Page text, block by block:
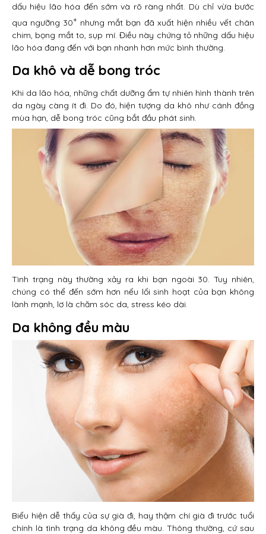
dấu hiệu lão hóa đến sớm và rõ ràng nhất. Dù chỉ vừa bước
qua ngưỡng 30+ nhưng mắt bạn đã xuất hiện nhiều vết chân
chim, bọng mắt to, sụp mí. Điều này chứng tỏ những dấu hiệu
lão hóa đang đến với bạn nhanh hơn mức bình thường.
Da khô và dễ bong tróc
Khi da lão hóa, những chất dưỡng ẩm tự nhiên hình thành trên
da ngày càng ít đi. Do đó, hiện tượng da khô như cánh đồng
mùa hạn, dễ bong tróc cũng bắt đầu phát sinh.
Tình trạng này thường xảy ra khi bạn ngoài 30. Tuy nhiên,
chúng có thể đến sớm hơn nếu lối sinh hoạt của bạn không
lành mạnh, lơ là chăm sóc da, stress kéo dài.
Da không đều màu
Biểu hiện dễ thấy của sự già đi, hay thậm chí già đi trước tuổi
chính là tình trạng da không đều màu. Thông thường, cứ sau